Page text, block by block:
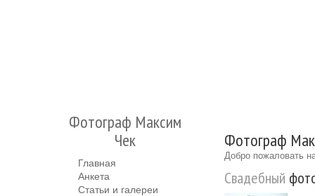
Фотограф Максим
Чек
Главная
Анкета
Статьи и галереи
Фотограф
Добро пожаловать
Свадебный